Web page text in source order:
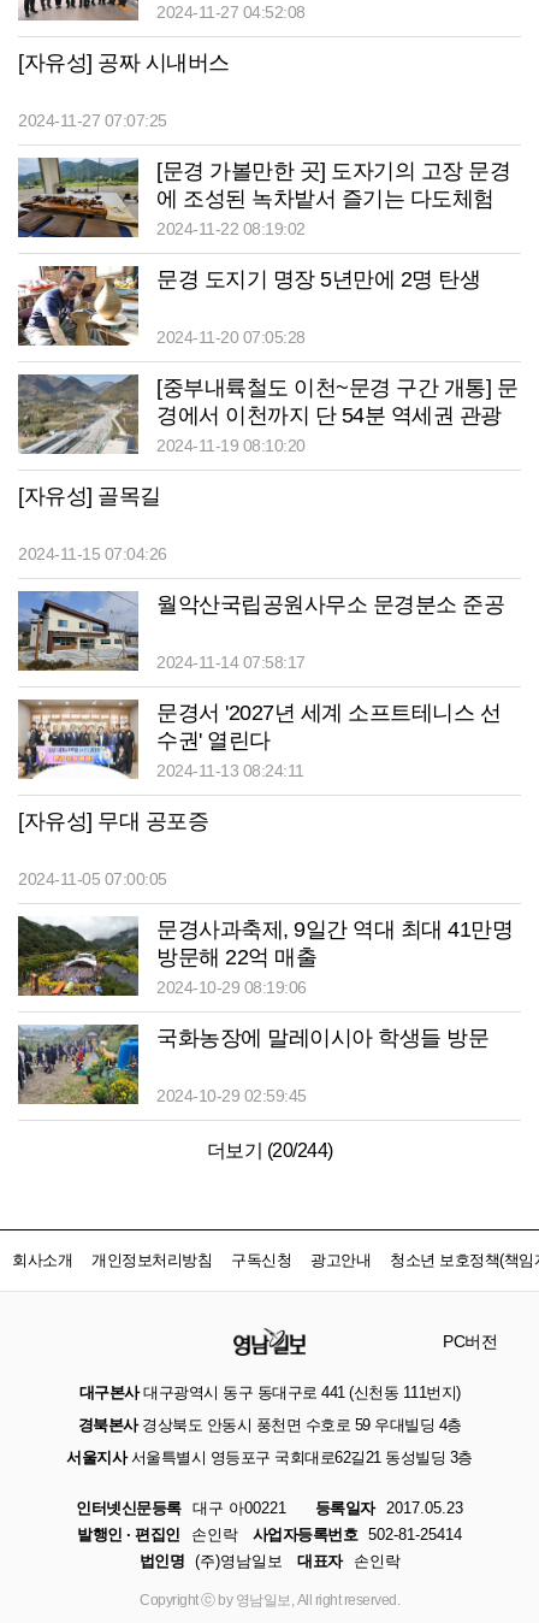
2024-11-27 04:52:08
[자유성] 공짜 시내버스
2024-11-27 07:07:25
[문경 가볼만한 곳] 도자기의 고장 문경
에 조성된 녹차밭서 즐기는 다도체험
2024-11-22 08:19:02
문경 도지기 명장 5년만에 2명 탄생
2024-11-20 07:05:28
[중부내륙철도 이천~문경 구간 개통] 문
경에서 이천까지 단 54분 역세권 관광
시너지 노린다
2024-11-19 08:10:20
[자유성] 골목길
2024-11-15 07:04:26
월악산국립공원사무소 문경분소 준공
2024-11-14 07:58:17
문경서 '2027년 세계 소프트테니스 선
수권' 열린다
2024-11-13 08:24:11
[자유성] 무대 공포증
2024-11-05 07:00:05
문경사과축제, 9일간 역대 최대 41만명
방문해 22억 매출
2024-10-29 08:19:06
국화농장에 말레이시아 학생들 방문
2024-10-29 02:59:45
더보기 (20/244)
회사소개 개인정보처리방침 구독신청 광고안내 청소년 보호정책(책임
PC버전
대구본사대구광역시 동구 동대구로 441 (신천동 111번지)
경북본사경상북도 안동시 풍천면 수호로 59 우대빌딩 4층
서울지사서울특별시 영등포구 국회대로62길21 동성빌딩 3층
인터넷신문등록 대구 아00221 등록일자
2017.05.23
발행인 · 편집인
손인락 사업자등록번호 502-81-25414
법인명 (주)영남일보 대표자 손인락
Copyright ⓒ by 영남일보, All right reserved.